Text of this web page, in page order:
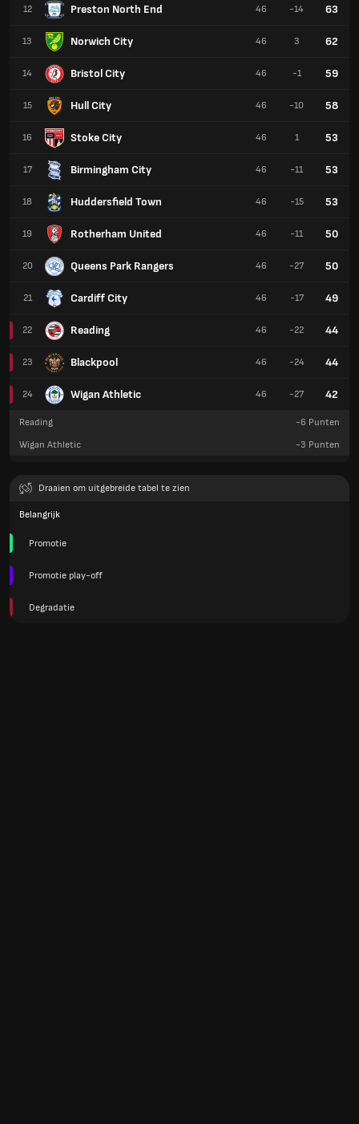
12 Preston North End
13 Norwich City
14 Bristol City
15 Hull City
16 Stoke City
17 Birmingham City
18 Huddersfield Town
19 Rotherham United
20 Queens Park Rangers
21 Cardiff City
22 Reading
23 Blackpool
24 Wigan Athletic
46 -14 63
46 3 62
46 -1 59
46 -10 58
46 1 53
46 -11 53
46 -15 53
46 -11 50
46 -27 50
46 -17 49
46 -22 44
46 -24 44
46 -27 42
Reading -6 Punten
Wigan Athletic
-3 Punten
Draaien om uitgebreide tabel te zien
Belangrijk
Promotie
Promotie play-off
Degradatie